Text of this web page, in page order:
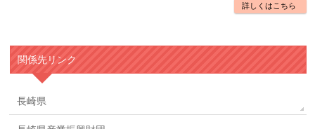
詳しくはこちら
関係先リンク
長崎県